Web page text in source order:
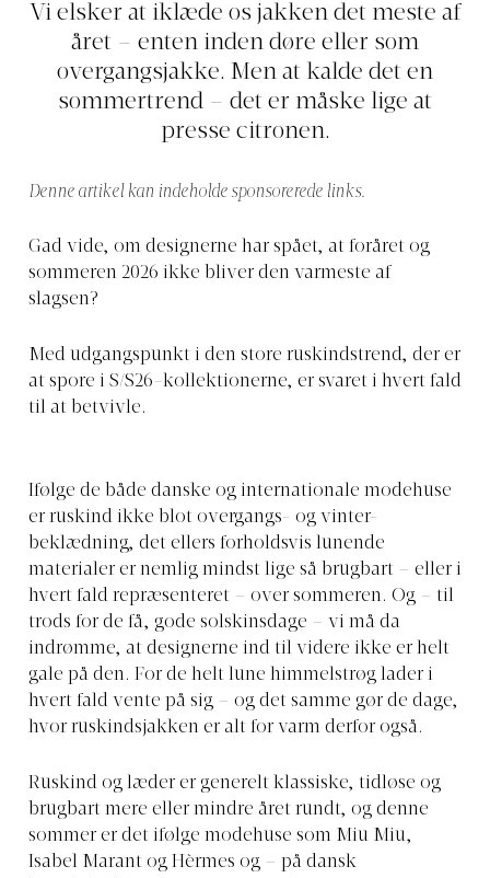
Vi elsker at iklæde os jakken det meste af
året – enten inden døre eller som
overgangsjakke. Men at kalde det en
sommertrend – det er måske lige at
presse citronen.
Denne artikel kan indeholde sponsorerede links.
Gad vide, om designerne har spået, at foråret og
sommeren 2026 ikke bliver den varmeste af
slagsen?
Med udgangspunkt i den store ruskindstrend, der er
at spore i S/S26-kollektionerne, er svaret i hvert fald
til at betvivle.
Ifølge de både danske og internationale modehuse
er ruskind ikke blot overgangs- og vinter-
beklædning, det ellers forholdsvis lunende
materialer er nemlig mindst lige så brugbart – eller i
hvert fald repræsenteret – over sommeren. Og – til
trods for de få, gode solskinsdage – vi må da
indrømme, at designerne ind til videre ikke er helt
gale på den. For de helt lune himmelstrøg lader i
hvert fald vente på sig – og det samme gør de dage,
hvor ruskindsjakken er alt for varm derfor også.
Ruskind og læder er generelt klassiske, tidløse og
brugbart mere eller mindre året rundt, og denne
sommer er det ifølge modehuse som Miu Miu,
Isabel Marant og Hèrmes og – på dansk